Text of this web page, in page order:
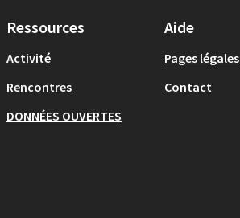
Ressources
Activité
Rencontres
DONNÉES OUVERTES
Aide
Pages légales
Contact